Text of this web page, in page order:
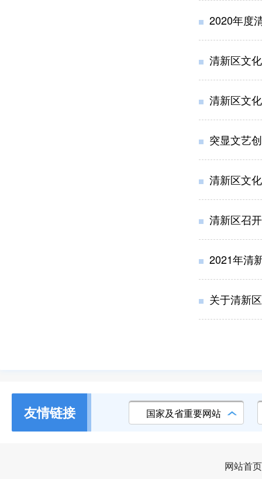
2020年度
清新区文
清新区文
突显文艺
清新区文
清新区召开
2021年清
关于清新
友情链接 国家及省重要网站
网站首页